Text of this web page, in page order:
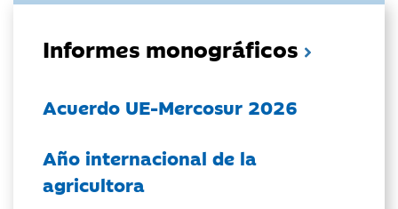
Informes monográficos
Acuerdo UE-Mercosur 2026
Año internacional de la
agricultora